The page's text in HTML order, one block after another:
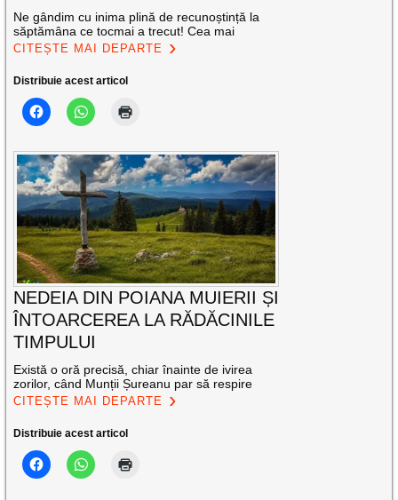
Ne gândim cu inima plină de recunoștință la
săptămâna ce tocmai a trecut! Cea mai
CITEȘTE MAI DEPARTE
Distribuie acest articol
NEDEIA DIN POIANA MUIERII ȘI
ÎNTOARCEREA LA RĂDĂCINILE
TIMPULUI
Există o oră precisă, chiar înainte de ivirea
zorilor, când Munții Șureanu par să respire
CITEȘTE MAI DEPARTE
Distribuie acest articol